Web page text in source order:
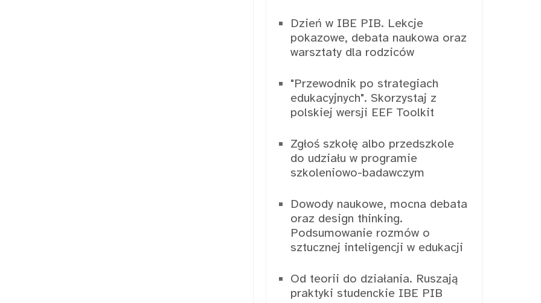
Dzień w IBE PIB. Lekcje
pokazowe, debata naukowa oraz
warsztaty dla rodziców
"Przewodnik po strategiach
edukacyjnych". Skorzystaj z
polskiej wersji EEF Toolkit
Zgłoś szkołę albo przedszkole
do udziału w programie
szkoleniowo-badawczym
Dowody naukowe, mocna debata
oraz design thinking.
Podsumowanie rozmów o
sztucznej inteligencji w edukacji
Od teorii do działania. Ruszają
praktyki studenckie IBE PIB